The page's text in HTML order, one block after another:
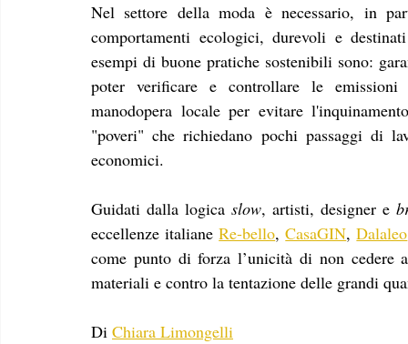
Nel settore della moda è necessario, in
comportamenti ecologici, durevoli e
esempi di buone pratiche sostenibili sono:
poter verificare e controllare le
manodopera locale per evitare
"poveri" che richiedano pochi passaggi di
economici.
Guidati dalla logica slow, artisti, designer e
eccellenze italiane Re-bello, CasaGIN, Dalaleo
come punto di forza l’unicità di non cedere
materiali e contro la tentazione delle grandi
Di Chiara Limongelli